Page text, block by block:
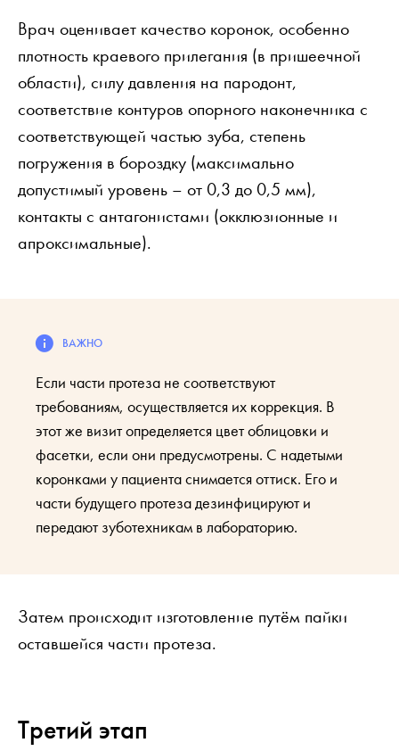
Врач оценивает качество коронок, особенно
плотность краевого прилегания (в пришеечной
области), силу давления на пародонт,
соответствие контуров опорного наконечника с
соответствующей частью зуба, степень
погружения в бороздку (максимально
допустимый уровень – от 0,3 до 0,5 мм),
контакты с антагонистами (окклюзионные и
апроксимальные).
Если части протеза не соответствуют
требованиям, осуществляется их коррекция. В
этот же визит определяется цвет облицовки и
фасетки, если они предусмотрены. С надетыми
коронками у пациента снимается оттиск. Его и
части будущего протеза дезинфицируют и
передают зуботехникам в лабораторию.
Затем происходит изготовление путём пайки
оставшейся части протеза.
Третий этап